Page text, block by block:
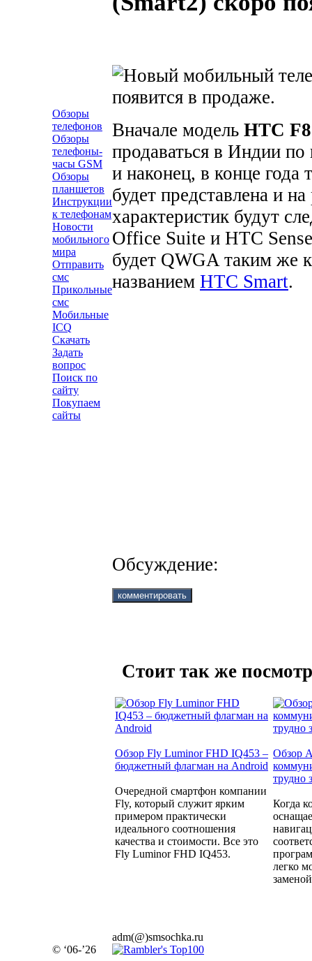
Обзоры
телефонов
Обзоры
телефоны-
часы GSM
Обзоры
планшетов
Инструкции
к телефонам
Новости
мобильного
мира
Отправить
смс
Прикольные
смс
Мобильные
ICQ
Скачать
Задать
вопрос
Поиск по
сайту
Покупаем
сайты
Вначале модель HTC
продаваться в Индии по
и наконец, в конце года
будет представлена и
характеристик будут
Office Suite и HTC
будет QWGA таким же
названием HTC Smart.
Обсуждение:
Стоит так же
Обзор Fly Luminor FHD IQ453 –
бюджетный флагман на Android
Очередной смартфон компании
Fly, который служит ярким
примером практически
идеального соотношения
качества и стоимости. Все это
Fly Luminor FHD IQ453.
Обзор
трудно
Когда
легко
© ‘06-’26
adm(@)smsochka.ru